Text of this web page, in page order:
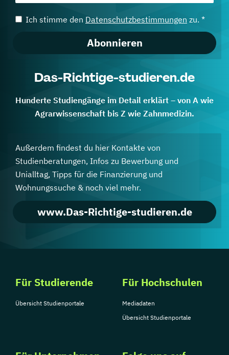
Ich stimme den Datenschutzbestimmungen zu. *
Abonnieren
Das-Richtige-studieren.de
Hunderte Studiengänge im Detail erklärt – von A wie
Agrarwissenschaft bis Z wie Zahnmedizin.
Außerdem findest du hier Kontakte von
Studienberatungen, Infos zu Bewerbung und
Unialltag, Tipps für die Finanzierung und
Wohnungssuche & noch viel mehr.
www.Das-Richtige-studieren.de
Für Studierende
Übersicht Studienportale
Für Hochschulen
Mediadaten
Übersicht Studienportale